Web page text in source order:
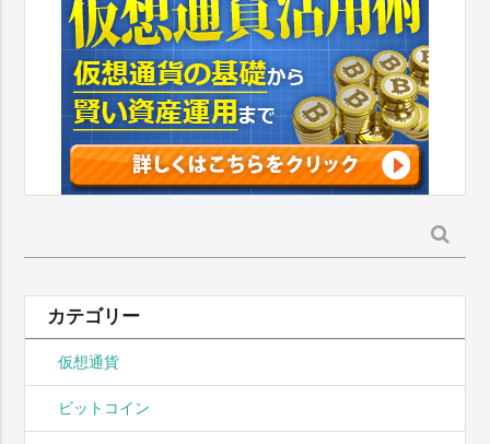
索:
カテゴリー
仮想通貨
ビットコイン